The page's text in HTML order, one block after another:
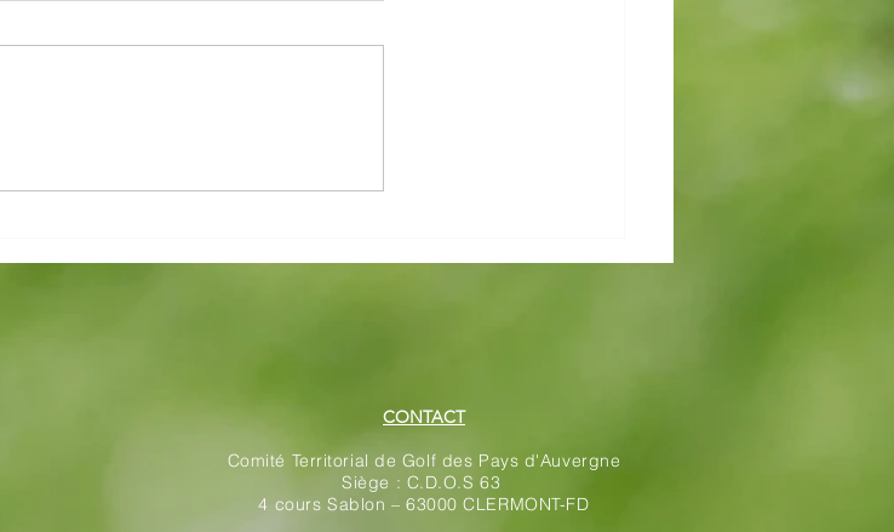
CONTACT
Comité Territorial de Golf des Pays d'Auvergne
Siège : C.D.O.S 63
4 cours Sablon – 63000 CLERMONT-FD